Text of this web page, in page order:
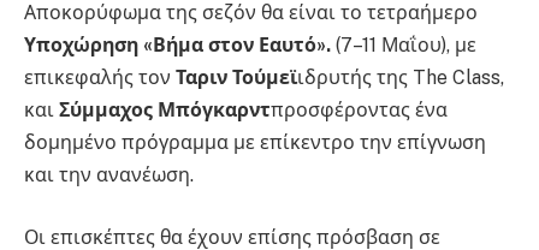
Αποκορύφωμα της σεζόν θα είναι το τετραήμερο
Υποχώρηση «Βήμα στον Εαυτό». (7–11 Μαΐου), με
επικεφαλής τον Ταριν Τούμεϊιδρυτής της The Class,
και Σύμμαχος Μπόγκαρντπροσφέροντας ένα
δομημένο πρόγραμμα με επίκεντρο την επίγνωση
και την ανανέωση.
Οι επισκέπτες θα έχουν επίσης πρόσβαση σε